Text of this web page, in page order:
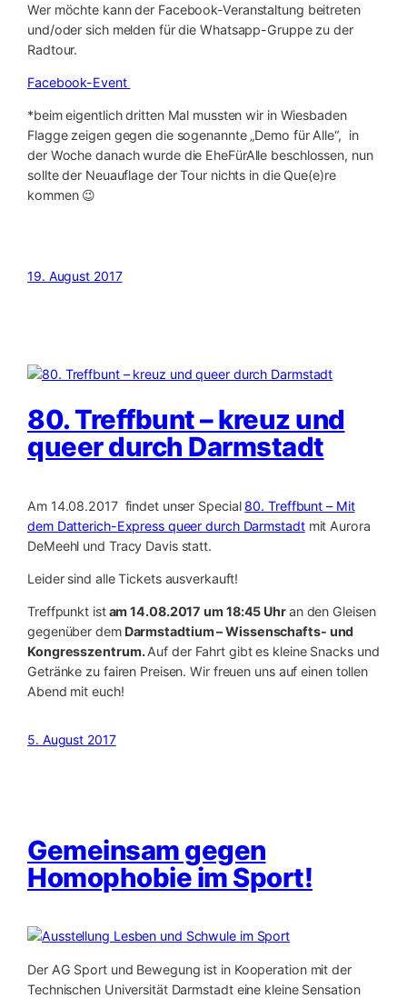
Wer möchte kann der Facebook-Veranstaltung beitreten
und/oder sich melden für die Whatsapp-Gruppe zu der
Radtour.
Facebook-Event
*beim eigentlich dritten Mal mussten wir in Wiesbaden
Flagge zeigen gegen die sogenannte „Demo für Alle“, in
der Woche danach wurde die EheFürAlle beschlossen, nun
sollte der Neuauflage der Tour nichts in die Que(e)re
kommen 😉
19. August 2017
80. Treffbunt – kreuz und
queer durch Darmstadt
Am 14.08.2017 findet unser Special 80. Treffbunt – Mit
dem Datterich-Express queer durch Darmstadtmit Aurora
DeMeehl und Tracy Davis statt.
Leider sind alle Tickets ausverkauft!
Treffpunkt istam 14.08.2017 um 18:45 Uhran den Gleisen
gegenüber demDarmstadtium – Wissenschafts- und
Kongresszentrum.Auf der Fahrt gibt es kleine Snacks und
Getränke zu fairen Preisen. Wir freuen uns auf einen tollen
Abend mit euch!
5. August 2017
Gemeinsam gegen
Homophobie im Sport!
Der AG Sport und Bewegung ist in Kooperation mit der
Technischen Universität Darmstadteine kleine Sensation